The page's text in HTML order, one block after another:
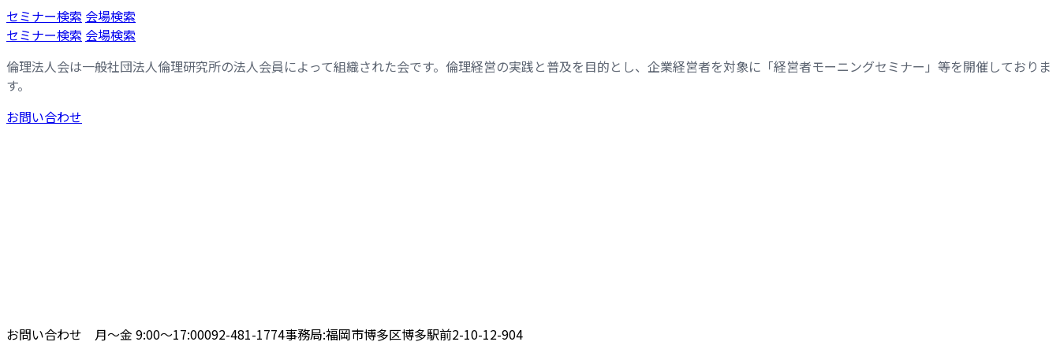
コ
ン
ン
ツ
へ
ス
ナ
ビ
ー
シ
ョ
ン
セミナー検索 会場検索
セミナー検索 会場検索
倫理法人会は一般社団法人倫理研究所の法人会員によって組織された会です。倫理経営の実践と普及を目的とし、企業経営者を対象に「経営者モーニングセミナー」等を開催しておりま
す。
お問い合わせ
お問い合わせ 月〜金 9:00〜17:00092-481-1774事務局:福岡市博多区博多駅前2-10-12-904